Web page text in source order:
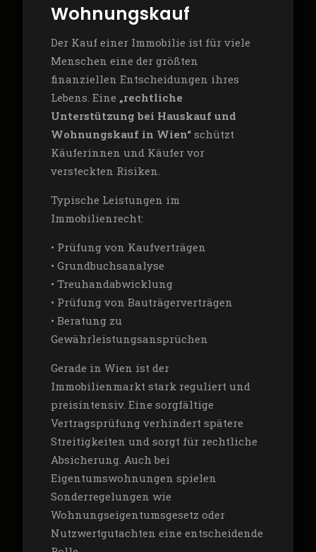
Wohnungskauf
Der Kauf einer Immobilie ist für viele
Menschen eine der größten
finanziellen Entscheidungen ihres
Lebens. Eine „rechtliche
Unterstützung bei Hauskauf und
Wohnungskauf in Wien“schützt
Käuferinnen und Käufer vor
versteckten Risiken.
Typische Leistungen im
Immobilienrecht:
• Prüfung von Kaufverträgen
• Grundbuchsanalyse
• Treuhandabwicklung
• Prüfung von Bauträgerverträgen
• Beratung zu
Gewährleistungsansprüchen
Gerade in Wien ist der
Immobilienmarkt stark reguliert und
preisintensiv. Eine sorgfältige
Vertragsprüfung verhindert spätere
Streitigkeiten und sorgt für rechtliche
Absicherung. Auch bei
Eigentumswohnungen spielen
Sonderregelungen wie
Wohnungseigentumsgesetz oder
Nutzwertgutachten eine entscheidende